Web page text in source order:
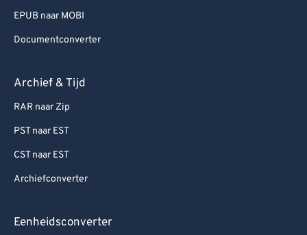
EPUB naar MOBI
Documentconverter
Archief & Tijd
RAR naar Zip
PST naar EST
CST naar EST
Archiefconverter
Eenheidsconverter